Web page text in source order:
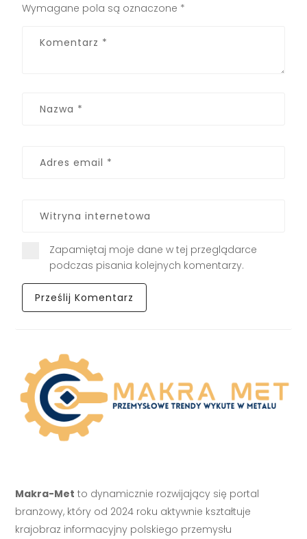
Wymagane pola są oznaczone *
Zapamiętaj moje dane w tej przeglądarce
podczas pisania kolejnych komentarzy.
Makra-Met to dynamicznie rozwijający się portal
branżowy, który od 2024 roku aktywnie kształtuje
krajobraz informacyjny polskiego przemysłu